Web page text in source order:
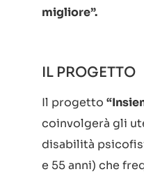
migliore”.
IL PROGETTO
Il progetto
coinvolgerà gli
disabilità
e 55 anni) che